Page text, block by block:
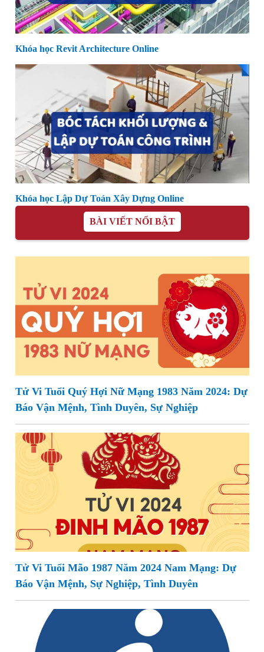
Khóa học Revit Architecture Online
Khóa học Lập Dự Toán Xây Dựng Online
BÀI VIẾT NỔI BẬT
Tử Vi Tuổi Quý Hợi Nữ Mạng 1983 Năm 2024: Dự
Báo Vận Mệnh, Tình Duyên, Sự Nghiệp
Tử Vi Tuổi Mão 1987 Năm 2024 Nam Mạng: Dự
Báo Vận Mệnh, Sự Nghiệp, Tình Duyên